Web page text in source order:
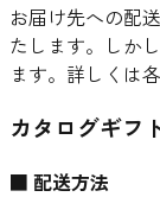
お届け先への配
たします。しか
ます。詳しくは
カタログギフ
■ 配送方法